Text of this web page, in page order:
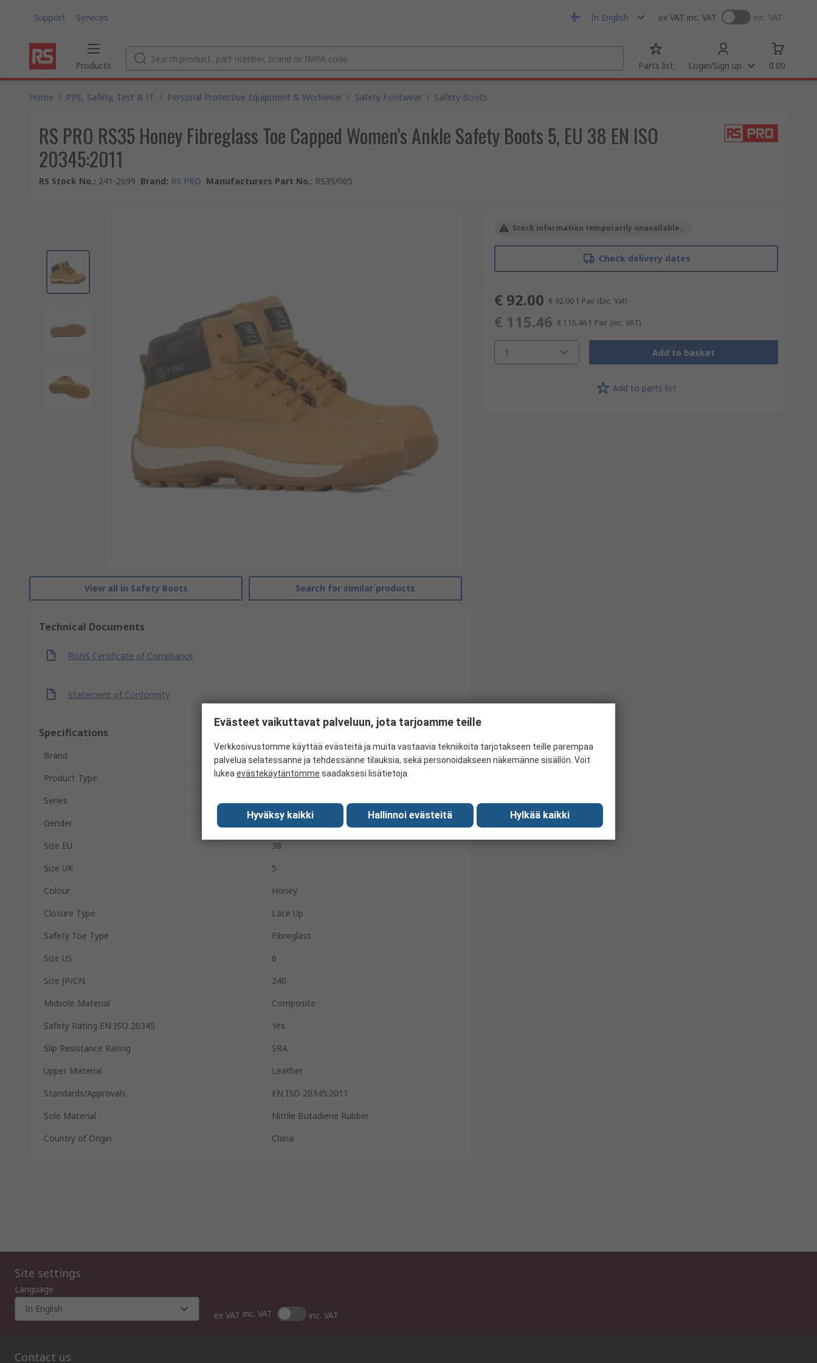
Support Services In English ex VAT inc. VAT inc. VAT
Products Parts list Login/Sign up 0.00
Home / PPE, Safety, Test & IT / Personal Protective Equipment & Workwear / Safety Footwear / Safety Boots
RS PRO RS35 Honey Fibreglass Toe Capped Women's Ankle Safety Boots 5, EU 38 EN ISO
20345:2011
RS Stock No.: 241-2699 Brand: RS PRO Manufacturers Part No.: RS35/005
View all in Safety Boots Search for similar products
Technical Documents
RoHS Certificate of Compliance
Statement of Conformity
Specifications
Brand
RS Pro
Product Type
Ankle Safety Boots
Series
RS35
Gender
Women
Size EU
38
Size UK
5
Colour
Honey
Closure Type
Lace Up
Safety Toe Type
Fibreglass
Size US
6
Size JP/CN
240
Midsole Material
Composite
Safety Rating EN ISO 20345
Yes
Slip Resistance Rating
SRA
Upper Material
Leather
Standards/Approvals
EN ISO 20345:2011
Sole Material
Nitrile Butadiene Rubber
Country of Origin
China
Stock information temporarily unavailable.
Check delivery dates
€ 92.00 € 92.00 1 Pair (Exc. Vat)
€ 115.46 € 115.46 1 Pair (inc. VAT)
1 Add to basket
Add to parts list
Site settings
Language
In English
ex VAT inc. VAT inc. VAT
Contact us
Evästeet vaikuttavat palveluun, jota tarjoamme teille
Verkkosivustomme käyttää evästeitä ja muita vastaavia tekniikoita tarjotakseen teille parempaa
palvelua selatessanne ja tehdessänne tilauksia, sekä personoidakseen näkemänne sisällön. Voit
lukea evästekäytäntömme saadaksesi lisätietoja.
Hyväksy kaikki Hallinnoi evästeitä Hylkää kaikki